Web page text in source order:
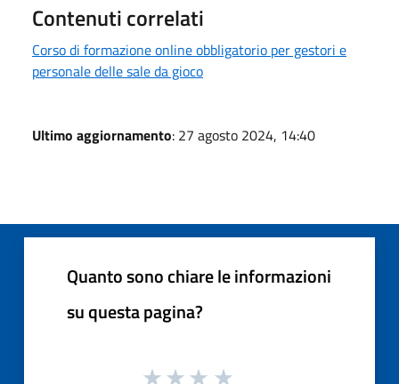
Contenuti correlati
Corso di formazione online obbligatorio per gestori e
personale delle sale da gioco
Ultimo aggiornamento: 27 agosto 2024, 14:40
Quanto sono chiare le informazioni
su questa pagina?